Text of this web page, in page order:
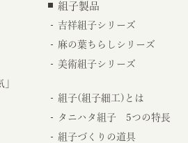
組子製品
吉祥組子シリーズ
麻の葉ちらしシリーズ
美術組子シリーズ
組子(組子細工)とは
タニハタ組子 5つの特長
組子づくりの道具